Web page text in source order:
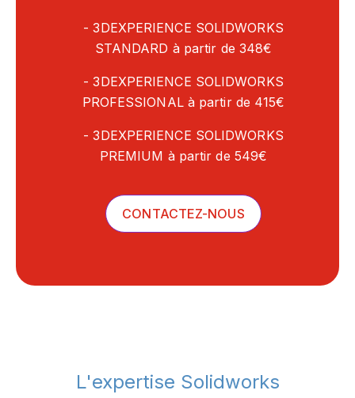
- 3DEXPERIENCE SOLIDWORKS
STANDARD à partir de 348€
- 3DEXPERIENCE SOLIDWORKS
PROFESSIONAL à partir de 415€
- 3DEXPERIENCE SOLIDWORKS
PREMIUM à partir de 549€
CONTACTEZ-NOUS
L'expertise Solidworks